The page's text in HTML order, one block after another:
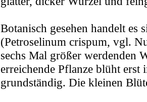
Botanisch gesehen handelt es
(Petroselinum crispum, vgl.
sechs Mal größer werdenden
erreichende Pflanze blüht
grundständig. Die kleinen